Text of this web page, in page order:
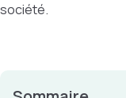
société.